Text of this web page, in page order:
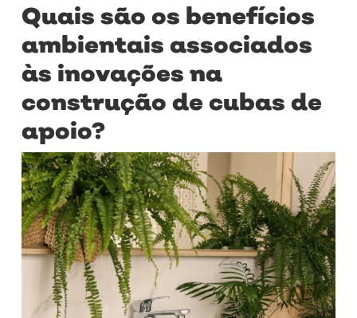
Quais são os benefícios
ambientais associados
às inovações na
construção de cubas de
apoio?